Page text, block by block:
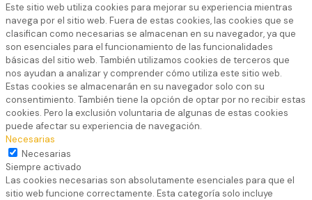
Este sitio web utiliza cookies para mejorar su experiencia mientras
navega por el sitio web. Fuera de estas cookies, las cookies que se
clasifican como necesarias se almacenan en su navegador, ya que
son esenciales para el funcionamiento de las funcionalidades
básicas del sitio web. También utilizamos cookies de terceros que
nos ayudan a analizar y comprender cómo utiliza este sitio web.
Estas cookies se almacenarán en su navegador solo con su
consentimiento. También tiene la opción de optar por no recibir estas
cookies. Pero la exclusión voluntaria de algunas de estas cookies
puede afectar su experiencia de navegación.
Necesarias
Necesarias
Siempre activado
Las cookies necesarias son absolutamente esenciales para que el
sitio web funcione correctamente. Esta categoría solo incluye